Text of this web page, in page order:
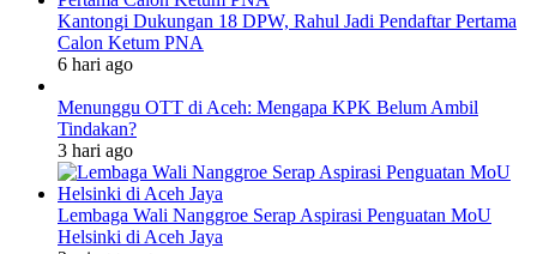
Kantongi Dukungan 18 DPW, Rahul Jadi Pendaftar Pertama
Calon Ketum PNA
6 hari ago
Menunggu OTT di Aceh: Mengapa KPK Belum Ambil
Tindakan?
3 hari ago
Lembaga Wali Nanggroe Serap Aspirasi Penguatan MoU
Helsinki di Aceh Jaya